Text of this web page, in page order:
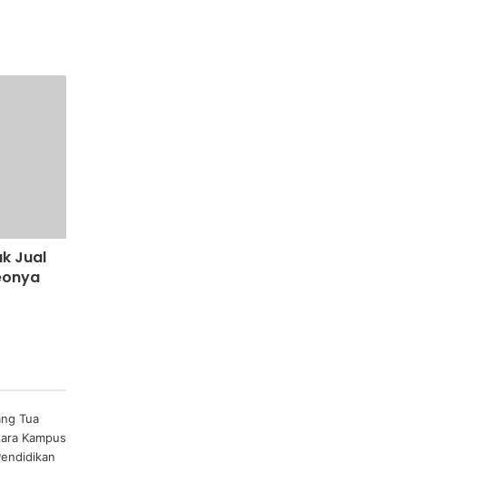
Jual